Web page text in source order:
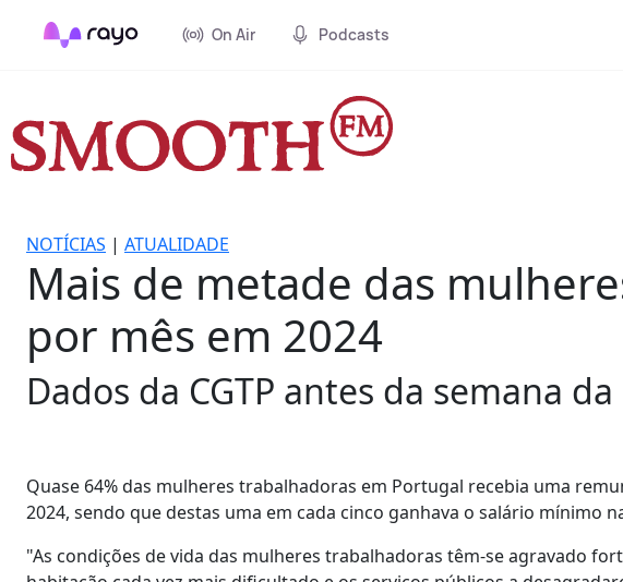
On Air Podcasts
NOTÍCIAS | ATUALIDADE
Mais de metade das
por mês em 2024
Dados da CGTP antes da semana
Quase 64% das mulheres trabalhadoras em Portugal recebia uma
2024, sendo que destas uma em cada cinco ganhava o salário mínimo
"As condições de vida das mulheres trabalhadoras têm-se agravado